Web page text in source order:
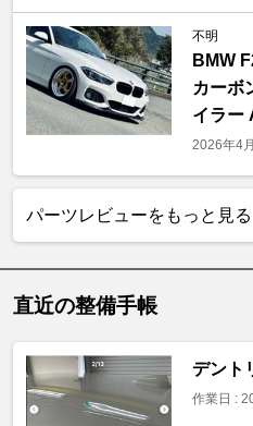
不明
BMW
カーボ
イラー
2026年4
パーツレビューをもっと見る
直近の整備手帳
デント
作業日 :